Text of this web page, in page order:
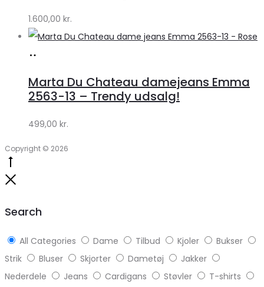
Lykke
1.600,00 kr.
Klædeskabet.dk
Marta Du Chateau damejeans Emma
2563-13 – Trendy udsalg!
499,00 kr.
Copyright © 2026
Search
All Categories Dame Tilbud Kjoler
Bukser
Strik
Bluser Skjorter Dametøj
Jakker
Nederdele
Jeans Cardigans Støvler
T-shirts